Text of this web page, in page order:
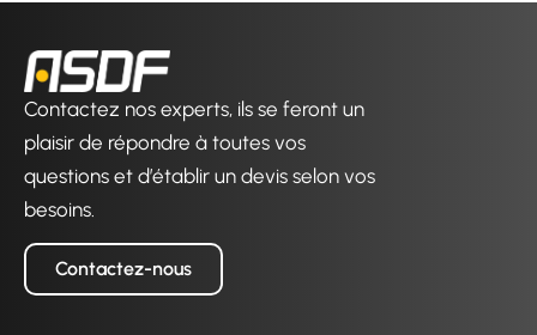
Contactez nos experts, ils se feront un
plaisir de répondre à toutes vos
questions et d’établir un devis selon vos
besoins.
Contactez-nous